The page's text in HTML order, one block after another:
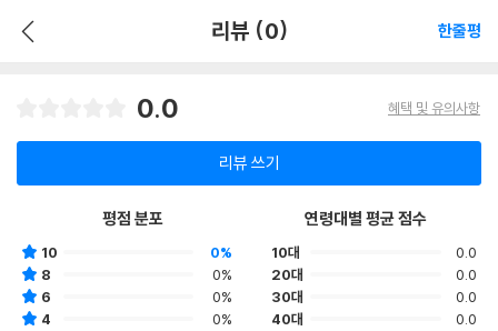
리뷰 (0) 한줄평
0.0 혜택 및 유의사항
리뷰 쓰기
평점 분포
10
0%
8
0%
6
0%
4
0%
연령대별 평균 점수
10대
0.0
20대
0.0
30대
0.0
40대
0.0